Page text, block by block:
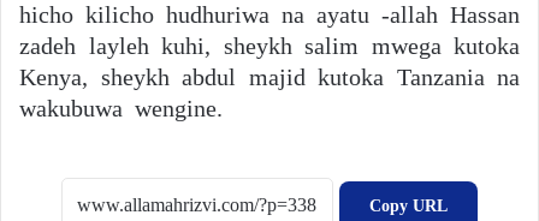
hicho kilicho hudhuriwa na ayatu -allah Hassan
zadeh layleh kuhi, sheykh salim mwega kutoka
Kenya, sheykh abdul majid kutoka Tanzania na
wakubuwa wengine.
Copy URL